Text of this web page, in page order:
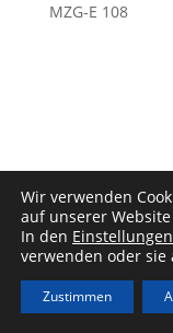
MZG-E 108
Wir verwenden
auf unserer
In den Einstellungen
verwenden oder sie
Zustimmen